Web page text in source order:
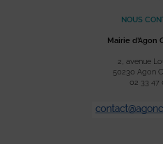
NOUS
Mairie d’Agon
2, avenue
50230 Agon
02 33 47